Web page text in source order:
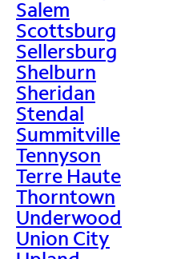
Salem
Scottsburg
Sellersburg
Shelburn
Sheridan
Stendal
Summitville
Tennyson
Terre Haute
Thorntown
Underwood
Union City